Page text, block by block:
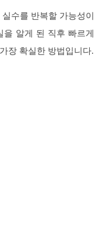
수를 반복할 가능성이
알게 된 직후 빠르게
장 확실한 방법입니다.